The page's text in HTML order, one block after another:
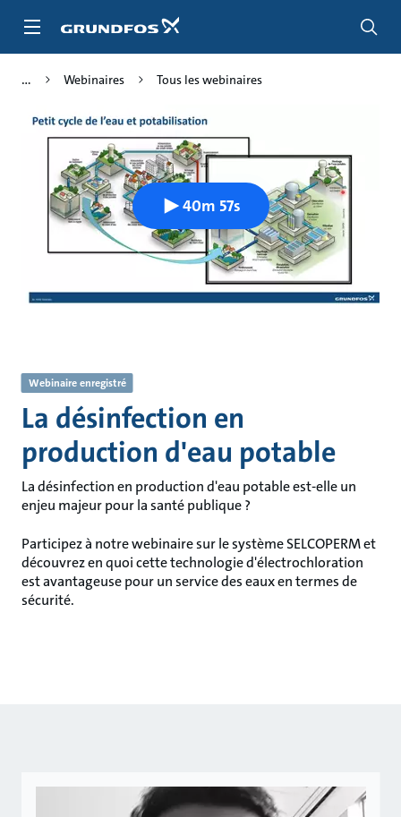
Webinaires Tous les webinaires
40m 57s
Webinaire enregistré
La désinfection en
production d'eau potable
La désinfection en production d'eau potable est-elle un
enjeu majeur pour la santé publique ?
Participez à notre webinaire sur le système SELCOPERM et
découvrez en quoi cette technologie d'électrochloration
est avantageuse pour un service des eaux en termes de
sécurité.